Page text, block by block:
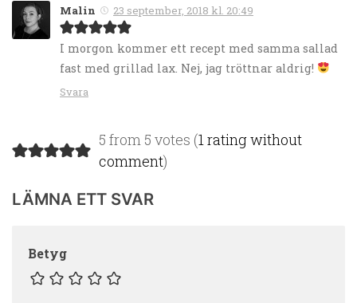
Malin 23 september, 2018 kl. 20:49
I morgon kommer ett recept med samma sallad
fast med grillad lax. Nej, jag tröttnar aldrig!
Svara
5 from 5 votes (1 rating without
comment)
LÄMNA ETT SVAR
Betyg